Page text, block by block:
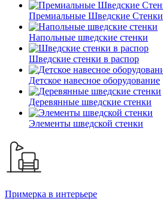
Премиальные Шведские Стенки
Напольные шведские стенки
Шведские стенки в распор
Детское навесное оборудование
Деревянные шведские стенки
Элементы шведской стенки
Примерка в интерьере